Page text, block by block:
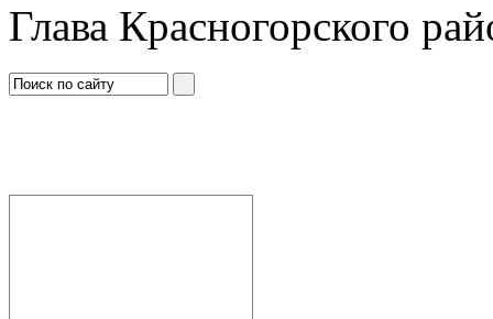
Глава Красногорского